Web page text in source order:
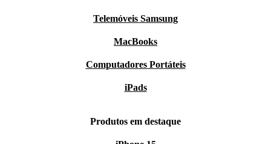
Telemóveis Samsung
MacBooks
Computadores Portáteis
iPads
Produtos em destaque